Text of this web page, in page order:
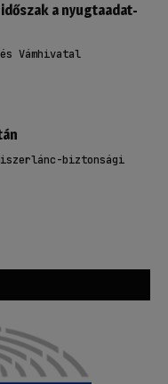
a nyugtaadat-
Vámhivatal
biztonsági